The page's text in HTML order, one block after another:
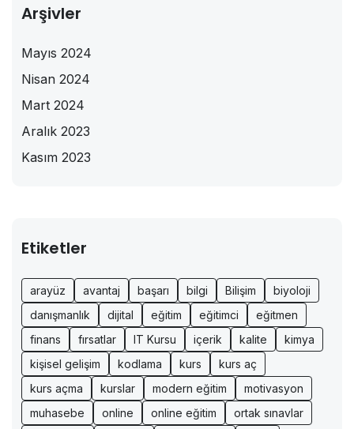
Arşivler
Mayıs 2024
Nisan 2024
Mart 2024
Aralık 2023
Kasım 2023
Etiketler
arayüz avantaj başarı bilgi Bilişim
biyoloji
danışmanlık
dijital eğitim eğitimci
eğitmen
finans
fırsatlar IT Kursu içerik kalite
kimya
kişisel gelişim
kodlama kurs
kurs aç
kurs açma
kurslar modern eğitim
motivasyon
muhasebe
online online eğitim
ortak sınavlar